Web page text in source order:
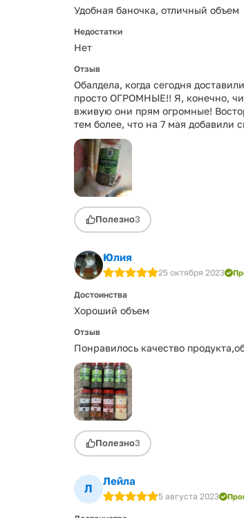
Удобная баночка, отличный объем
Недостатки
Нет
Отзыв
Обалдела, когда сегодня
просто ОГРОМНЫЕ!! Я, конечно,
вживую они прям огромные!
тем более, что на 7 мая добавили
Полезно3
Юлия
25 октября 2023
Достоинства
Хороший объем
Отзыв
Понравилось качество
Полезно3
Л
Лейла
5 августа 2023